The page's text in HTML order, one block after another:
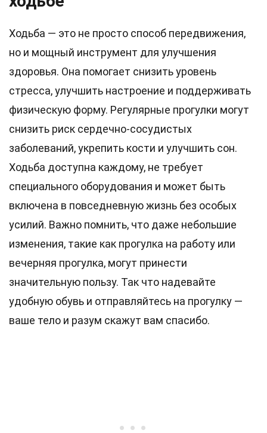
Ходьба — это не просто способ передвижения,
но и мощный инструмент для улучшения
здоровья. Она помогает снизить уровень
стресса, улучшить настроение и поддерживать
физическую форму. Регулярные прогулки могут
снизить риск сердечно-сосудистых
заболеваний, укрепить кости и улучшить сон.
Ходьба доступна каждому, не требует
специального оборудования и может быть
включена в повседневную жизнь без особых
усилий. Важно помнить, что даже небольшие
изменения, такие как прогулка на работу или
вечерняя прогулка, могут принести
значительную пользу. Так что надевайте
удобную обувь и отправляйтесь на прогулку —
ваше тело и разум скажут вам спасибо.